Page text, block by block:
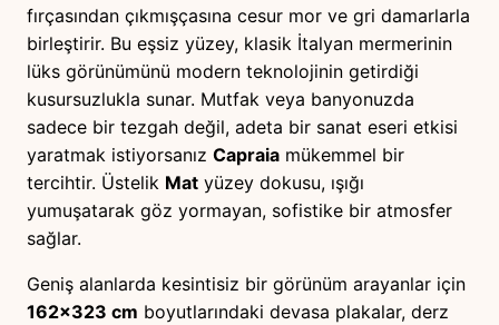
fırçasından çıkmışçasına cesur mor ve gri damarlarla
birleştirir. Bu eşsiz yüzey, klasik İtalyan mermerinin
lüks görünümünü modern teknolojinin getirdiği
kusursuzlukla sunar. Mutfak veya banyonuzda
sadece bir tezgah değil, adeta bir sanat eseri etkisi
yaratmak istiyorsanız Capraia mükemmel bir
tercihtir. Üstelik Mat yüzey dokusu, ışığı
yumuşatarak göz yormayan, sofistike bir atmosfer
sağlar.
Geniş alanlarda kesintisiz bir görünüm arayanlar için
162×323 cm boyutlarındaki devasa plakalar, derz